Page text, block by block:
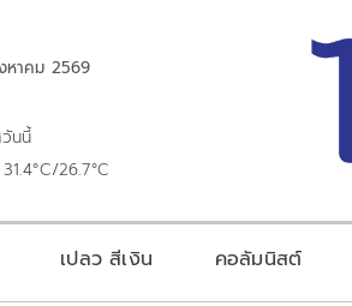
าคม 2569
นนี้
26.7°C
เปลว สีเงิน คอลัมนิสต์